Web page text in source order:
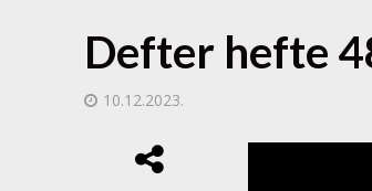
Defter hefte
10.12.2023.